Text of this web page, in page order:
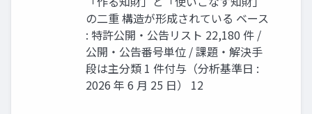
の二重 構造が形成されている ベース
: 特許公開・公告リスト 22,180 件 /
公開・公告番号単位 / 課題・解決手
段は主分類 1 件付与（分析基準日 :
2026 年 6 月 25 日） 12